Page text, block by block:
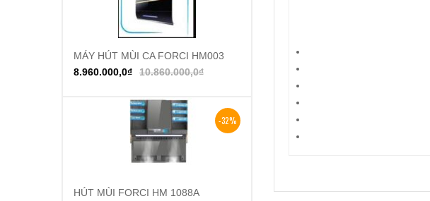
Thêm vào giỏ hàng
MÁY HÚT MÙI CA FORCI HM003
10.860.000,0₫
8.960.000,0₫
-32%
Thêm vào giỏ hàng
HÚT MÙI FORCI HM 1088A